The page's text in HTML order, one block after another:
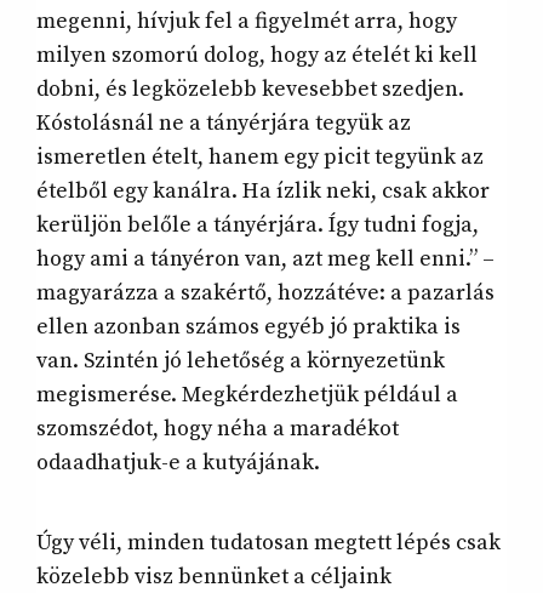
megenni, hívjuk fel a figyelmét arra, hogy
milyen szomorú dolog, hogy az ételét ki kell
dobni, és legközelebb kevesebbet szedjen.
Kóstolásnál ne a tányérjára tegyük az
ismeretlen ételt, hanem egy picit tegyünk az
ételből egy kanálra. Ha ízlik neki, csak akkor
kerüljön belőle a tányérjára. Így tudni fogja,
hogy ami a tányéron van, azt meg kell enni.” –
magyarázza a szakértő, hozzátéve: a pazarlás
ellen azonban számos egyéb jó praktika is
van. Szintén jó lehetőség a környezetünk
megismerése. Megkérdezhetjük például a
szomszédot, hogy néha a maradékot
odaadhatjuk-e a kutyájának.
Úgy véli, minden tudatosan megtett lépés csak
közelebb visz bennünket a céljaink